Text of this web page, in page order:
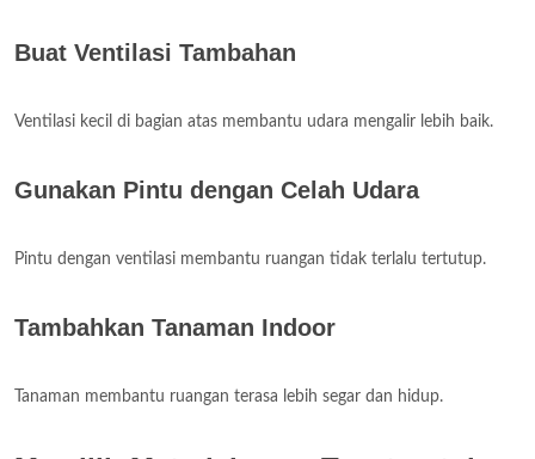
Buat Ventilasi Tambahan
Ventilasi kecil di bagian atas membantu udara mengalir lebih baik.
Gunakan Pintu dengan Celah Udara
Pintu dengan ventilasi membantu ruangan tidak terlalu tertutup.
Tambahkan Tanaman Indoor
Tanaman membantu ruangan terasa lebih segar dan hidup.